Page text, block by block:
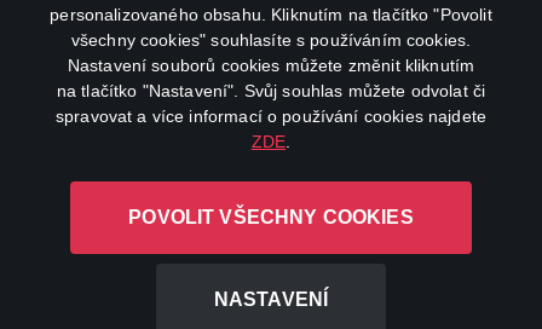
personalizovaného obsahu. Kliknutím na tlačítko "Povolit
všechny cookies" souhlasíte s používáním cookies.
Nastavení souborů cookies můžete změnit kliknutím
na tlačítko "Nastavení". Svůj souhlas můžete odvolat či
spravovat a více informací o používání cookies najdete
ZDE
POVOLIT VŠECHNY COOKIES
NASTAVENÍ
youtube
L-1246 Luxembourg R.C.S.